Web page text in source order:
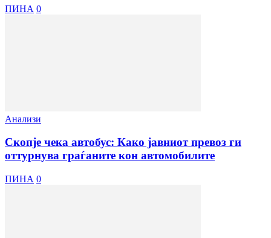
ПИНА 0
Анализи
Скопје чека автобус: Како јавниот превоз ги
оттурнува граѓаните кон автомобилите
ПИНА 0